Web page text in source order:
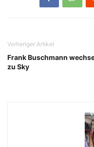
Vorheriger Artikel
Frank Buschmann
zu Sky